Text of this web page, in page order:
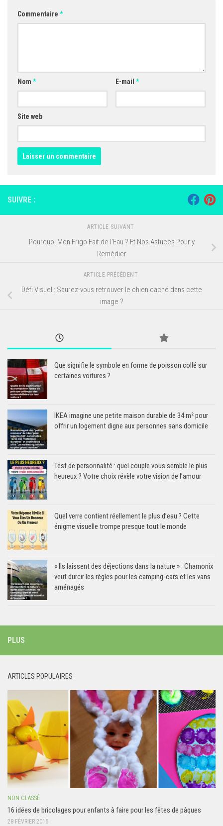
Commentaire *
Nom * E-mail *
Site web
SUIVRE :
ARTICLE SUIVANT
Pourquoi Mon Frigo Fait de l’Eau ? Et Nos Astuces Pour y
Remédier
ARTICLE PRÉCÉDENT
Défi Visuel : Saurez-vous retrouver le chien caché dans cette
image ?
Que signifie le symbole en forme de poisson collé sur
certaines voitures ?
IKEA imagine une petite maison durable de 34 m² pour
offrir un logement digne aux personnes sans domicile
Test de personnalité : quel couple vous semble le plus
heureux ? Votre choix révèle votre vision de l’amour
Quel verre contient réellement le plus d’eau ? Cette
énigme visuelle trompe presque tout le monde
« Ils laissent des déjections dans la nature » : Chamonix
veut durcir les règles pour les camping-cars et les vans
aménagés
PLUS
ARTICLES POPULAIRES
NON CLASSÉ
16 idées de bricolages pour enfants à faire pour les fêtes de pâques
28 FÉVRIER 2016